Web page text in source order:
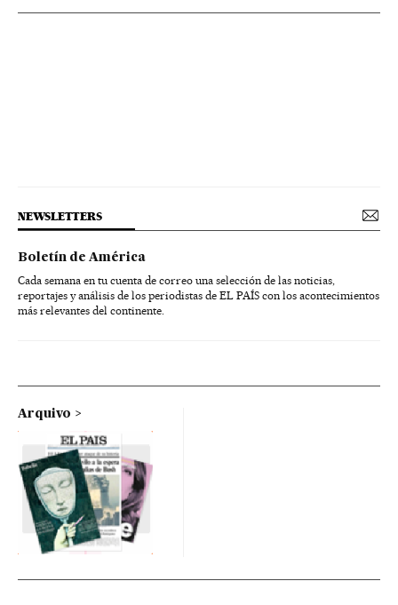
NEWSLETTERS
Boletín de América
Cada semana en tu cuenta de correo una selección de las noticias,
reportajes y análisis de los periodistas de EL PAÍS con los acontecimientos
más relevantes del continente.
Arquivo